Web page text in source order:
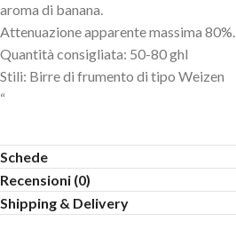
aroma di banana.
Attenuazione apparente massima 80%.
Quantità consigliata: 50-80 ghl
Stili: Birre di frumento di tipo Weizen
“
Schede
Recensioni (0)
Shipping & Delivery